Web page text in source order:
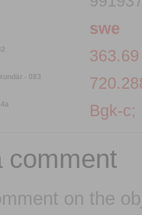
swe
363.69
- 083
Bgk-c;
comment
on the